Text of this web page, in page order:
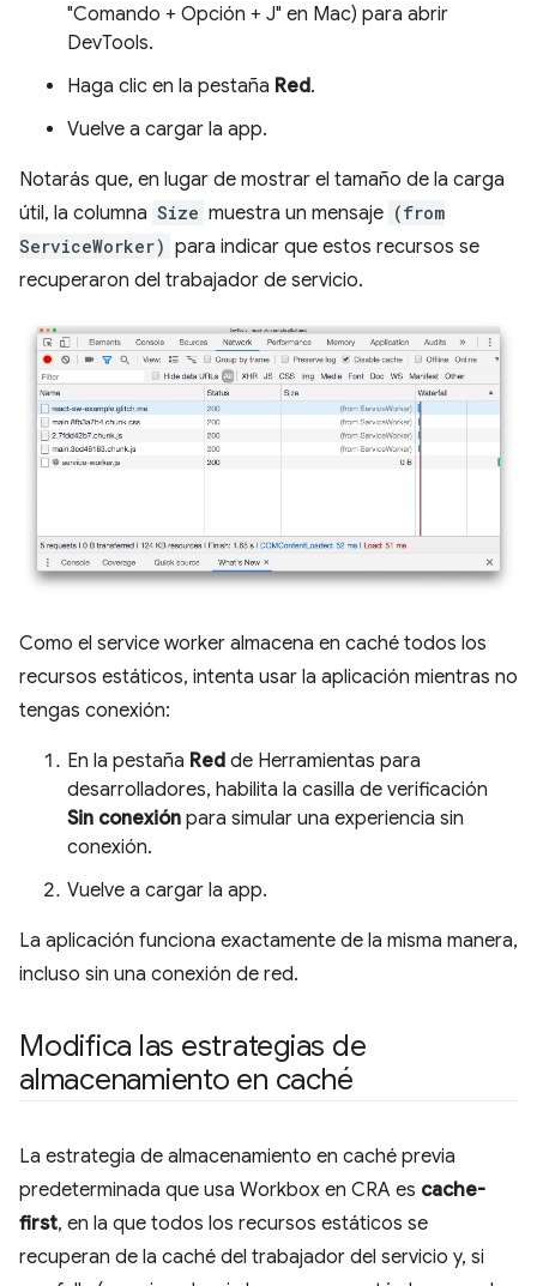
"Comando + Opción + J" en Mac) para abrir
DevTools.
Haga clic en la pestaña Red.
Vuelve a cargar la app.
Notarás que, en lugar de mostrar el tamaño de la carga
útil, la columna Size muestra un mensaje (from
ServiceWorker) para indicar que estos recursos se
recuperaron del trabajador de servicio.
Como el service worker almacena en caché todos los
recursos estáticos, intenta usar la aplicación mientras no
tengas conexión:
En la pestaña Red de Herramientas para
desarrolladores, habilita la casilla de verificación
Sin conexión para simular una experiencia sin
conexión.
Vuelve a cargar la app.
La aplicación funciona exactamente de la misma manera,
incluso sin una conexión de red.
Modifica las estrategias de
almacenamiento en caché
La estrategia de almacenamiento en caché previa
predeterminada que usa Workbox en CRA es cache-
first, en la que todos los recursos estáticos se
recuperan de la caché del trabajador del servicio y, si